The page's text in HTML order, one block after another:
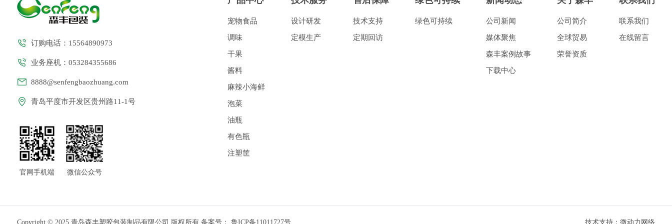
订购电话：15564890973
业务座机：053284355686
8888@senfengbaozhuang.com
青岛平度市开发区贵州路11-1号
官网手机端 微信公众号
宠物食品
调味
干果
酱料
麻辣小海鲜
泡菜
油瓶
有色瓶
注塑筐
设计研发
定模生产
技术支持
定期回访
绿色可持续 公司新闻
媒体聚焦
森丰案例故事
下载中心
公司简介
全球贸易
荣誉资质
联系我们
在线留言
Copyright © 2025 青岛森丰塑胶包装制品有限公司 版权所有 备案号： 鲁ICP备11011727号 技术支持：微动力网络